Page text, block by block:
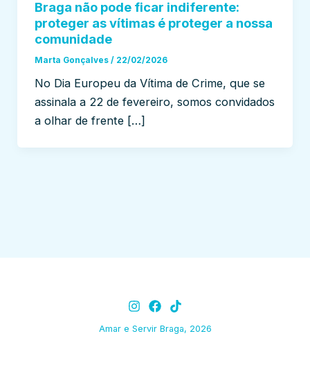
Braga não pode ficar indiferente:
proteger as vítimas é proteger a nossa
comunidade
Marta Gonçalves / 22/02/2026
No Dia Europeu da Vítima de Crime, que se
assinala a 22 de fevereiro, somos convidados
a olhar de frente […]
Amar e Servir Braga, 2026